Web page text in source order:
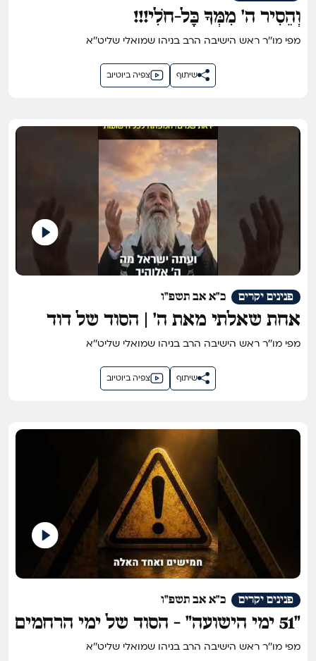
וְהֵסִיר ה' מִמְּךָ כָּל-חֹלִי!!!
מפי מו''ר ראש הישיבה הרב בניהו שמואלי שליט''א
צפיה ביוטיוב שיתוף
כ"א אב תשפ"ו פנינים יקרים
אחת שאלתי מאת ה' | הסוד של דוד
המלך
מפי מו''ר ראש הישיבה הרב בניהו שמואלי שליט''א
צפיה ביוטיוב שיתוף
כ"א אב תשפ"ו פנינים יקרים
"51 ימי הישועה" - הסוד של ימי הרחמים
נחשף!
מפי מו''ר ראש הישיבה הרב בניהו שמואלי שליט''א